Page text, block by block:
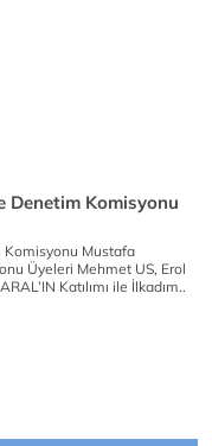
Denetim Komisyonu
Komisyonu Mustafa
Üyeleri Mehmet US, Erol
Katılımı ile İlkadım..